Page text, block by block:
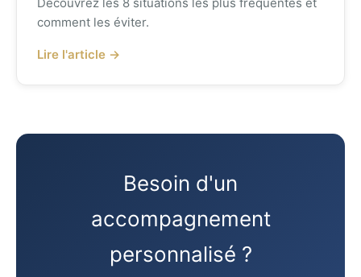
Découvrez les 8 situations les plus fréquentes et
comment les éviter.
Lire l'article →
Besoin d'un
accompagnement
personnalisé ?